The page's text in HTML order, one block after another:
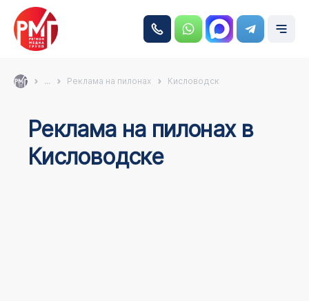
... Реклама на пилонах Кисловодск
Реклама на пилонах в
Кисловодске